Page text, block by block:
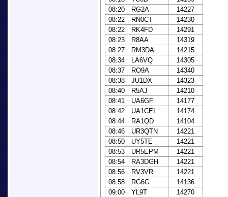
08:20
RG2A
14227
08:22
RN0CT
14230
08:22
RK4FD
14291
08:23
R8AA
14319
08:27
RM3DA
14215
08:34
LA6VQ
14305
08:37
RO9A
14340
08:38
JU1DX
14323
08:40
R5AJ
14210
08:41
UA6GF
14177
08:42
UA1CEI
14174
08:44
RA1QD
14104
08:46
UR3QTN
14221
08:50
UY5TE
14221
08:53
UR5EPM
14221
08:54
RA3DGH
14221
08:56
RV3VR
14221
08:58
RG6G
14136
09:00
YL9T
14270